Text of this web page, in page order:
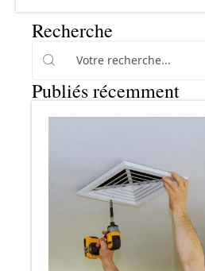
Recherche
Publiés récemment